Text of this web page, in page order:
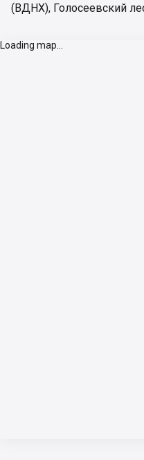
(ВДНХ), Голосеевский
Loading map...